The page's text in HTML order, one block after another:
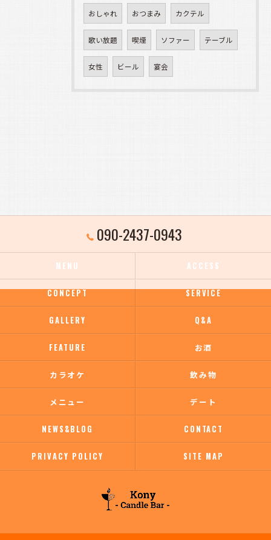
おしゃれ おつまみ カクテル
歌い放題 喫煙 ソファー テーブル
女性 ビール 宴会
090-2437-0943
MENU ACCESS
CONCEPT SERVICE
GALLERY Q&A
FEATURE お酒
カラオケ 飲み物
メニュー デート
NEWS&BLOG CONTACT
PRIVACY POLICY SITE MAP